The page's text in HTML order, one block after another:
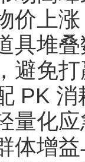
价上
具堆
避免
消耗
量化
体增